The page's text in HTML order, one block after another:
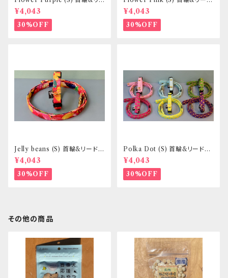
ードセット _ 小型犬・小柄な中
型犬向き _ フントヒュッテオリジ
ナル
¥4,043
30%OFF
セット _ 小型犬・小柄な中型犬
向き _ フントヒュッテオリジナル
¥4,043
30%OFF
Jelly beans (S) 首輪&リードセ
ット _ 小型犬・小柄な中型犬向
き _ フントヒュッテオリジナル
¥4,043
30%OFF
Polka Dot (S) 首輪&リードセ
ット _ 小型犬・小柄な中型犬向
き _ フントヒュッテオリジナル
¥4,043
30%OFF
その他の商品